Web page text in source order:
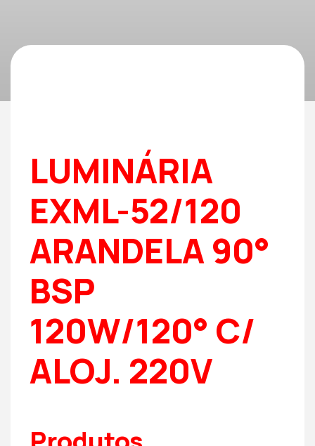
LUMINÁRIA
EXML-52/120
ARANDELA 90°
BSP
120W/120° C/
ALOJ. 220V